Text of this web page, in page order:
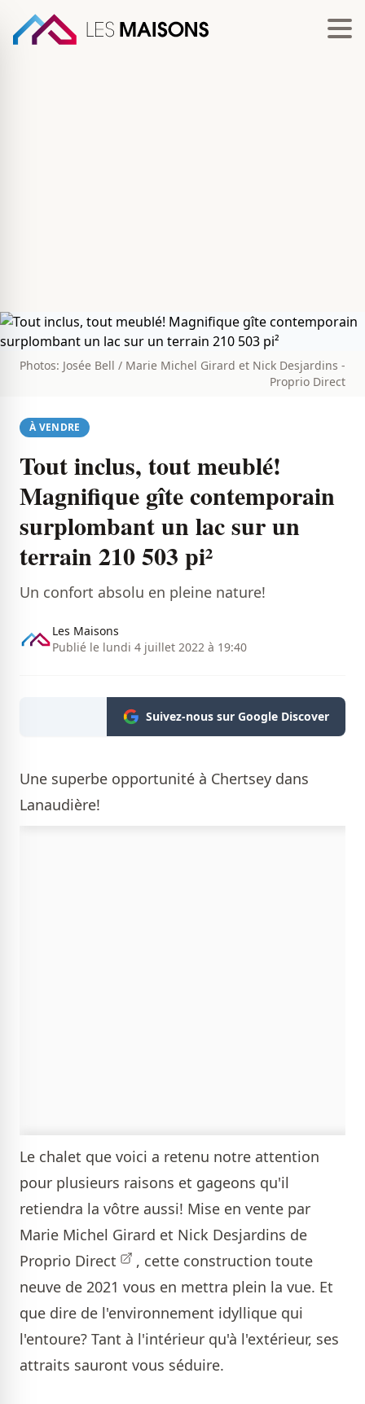
Photos: Josée Bell / Marie Michel Girard et Nick Desjardins -
Proprio Direct
À VENDRE
Tout inclus, tout meublé!
Magnifique gîte contemporain
surplombant un lac sur un
terrain 210 503 pi²
Un confort absolu en pleine nature!
Les Maisons
Publié le lundi 4 juillet 2022 à 19:40
Suivez-nous sur Google Discover
Une superbe opportunité à Chertsey dans
Lanaudière!
Le chalet que voici a retenu notre attention
pour plusieurs raisons et gageons qu'il
retiendra la vôtre aussi! Mise en vente par
Marie Michel Girard et Nick Desjardins de
Proprio Direct
, cette construction toute
neuve de 2021 vous en mettra plein la vue. Et
que dire de l'environnement idyllique qui
l'entoure? Tant à l'intérieur qu'à l'extérieur, ses
attraits sauront vous séduire.